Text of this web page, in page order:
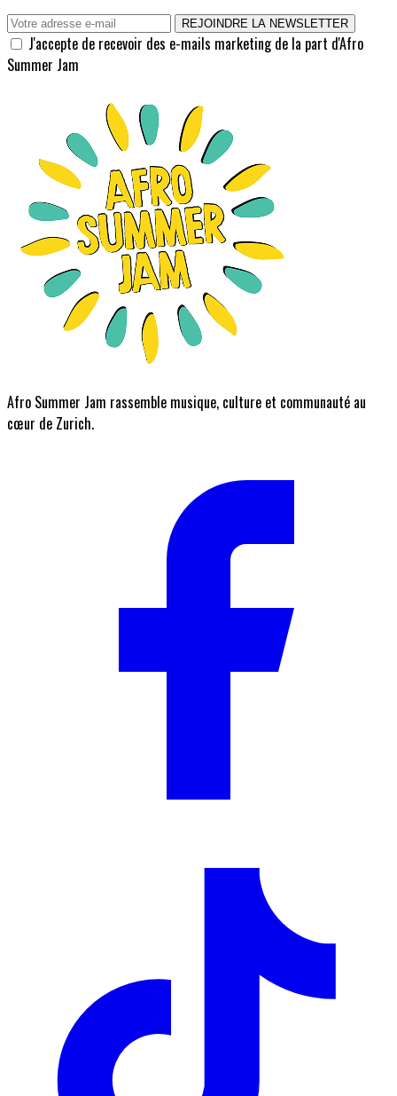
REJOINDRE LA NEWSLETTER
J'accepte de recevoir des e-mails marketing de la part d'Afro
Summer Jam
Afro Summer Jam rassemble musique, culture et communauté au
cœur de Zurich.